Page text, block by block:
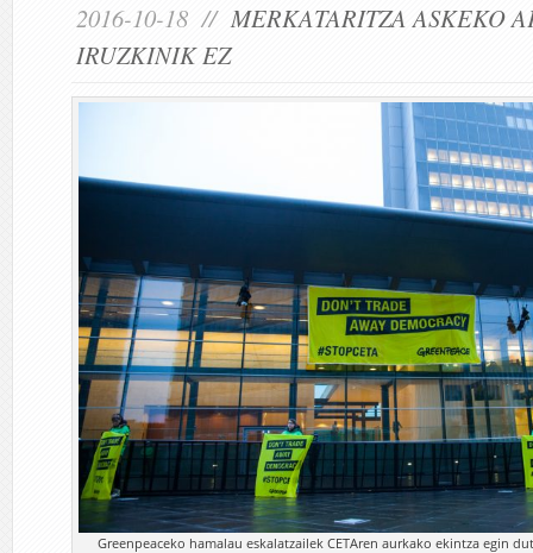
2016-10-18 //MERKATARITZA ASKEKO
IRUZKINIK EZ
Greenpeaceko hamalau eskalatzailek CETAren aurkako ekintza egin